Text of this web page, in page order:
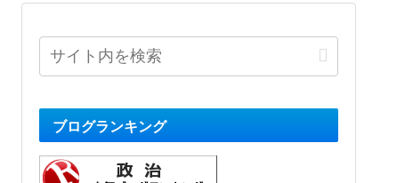
ブログランキング